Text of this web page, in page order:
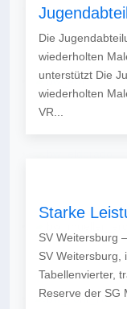
Die
wiederholten
unterstützt Die
wiederholten
VR...
Starke
SV Weitersburg
SV Weitersburg,
Tabellenvierter,
Reserve der SG